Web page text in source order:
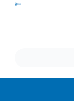
Pasar